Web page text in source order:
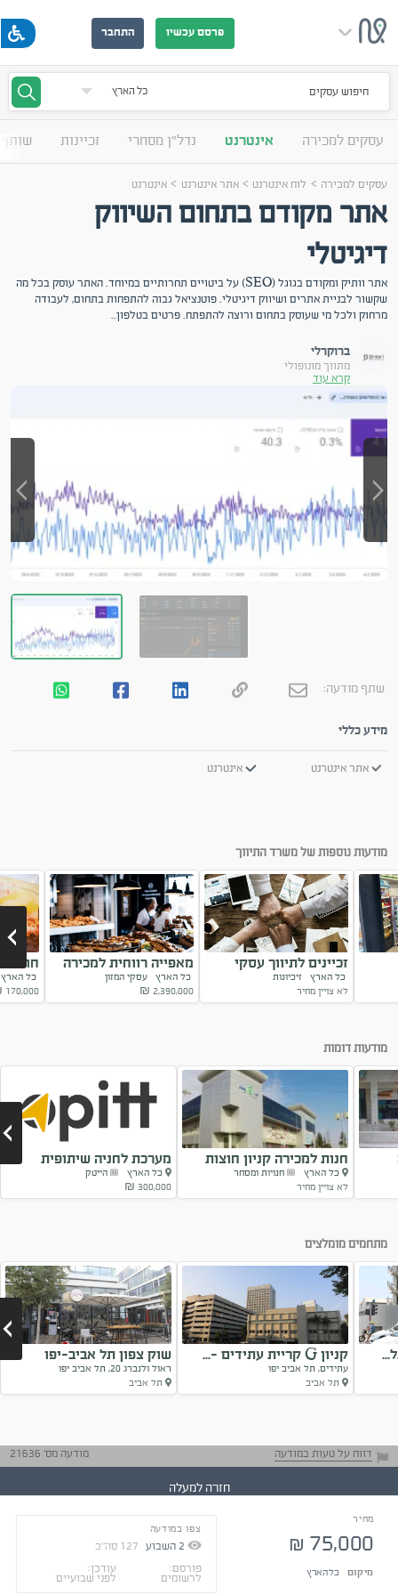
פרסם עכשיו התחבר
חיפוש עסקים
עסקים למכירה אינטרנט נדל"ן מסחרי זכיינות
מחיר
75,000
₪
מיקום כל הארץ
צפו במודעה
2השבוע 127 סה"כ
פורסם:
לרשומים
עודכן:
לפני שבועיים
עסקים למכירה > לוח אינטרנט >אתר אינטרנט >אינטרנט
אתר מקודם בתחום השיווק
דיגיטלי
אתר וותיק ומקודם בגוגל (SEO) על ביטויים תחרותיים במיוחד. האתר עוסק בכל מה
שקשור לבניית אתרים ושיווק דיגיטלי. פוטנציאל גבוה להתפחות בתחום, לעבודה
מרחוק ולכל מי שעוסק בתחום ורוצה להתפתח. פרטים בטלפון..
ברוקרלי
מתווך מונופולי
קרא עוד
שתף מודעה:
מידע כללי
אתר אינטרנט אינטרנט
מודעות נוספות של משרד התיווך
זכיינים לתיווך עסקי
במותג המוביל
כל הארץ זיכיונות
לא צויין מחיר
מאפייה רווחית למכירה
במרכז הארץ
כל הארץ עסקי המזון
2,390,000
₪
כל
170,000
מודעות דומות
חנות למכירה קניון חוצות
אשקלון
כל הארץ
חנויות ומסחר
לא צויין מחיר
מערכת לחניה שיתופית
כל הארץ
הייטק
300,000 ₪
מתחמים מומלצים
קניון G קריית עתידים -...
עתידים, תל אביב יפו
תל אביב
שוק צפון תל אביב-יפו
ראול ולנברג 20, תל אביב יפו
תל אביב
דווח על טעות במודעה מודעה מס' 21636
חזרה למעלה
טיפים ליזמים
בקשו דו"חות
מאומתים
תיהנו מהמפגש
ומהעבודה